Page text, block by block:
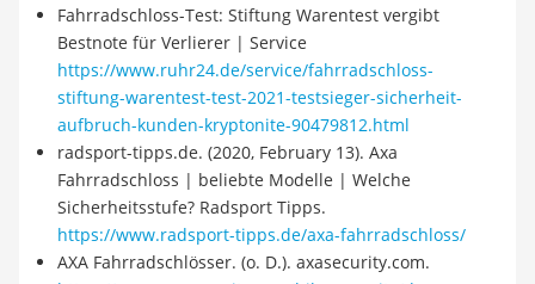
Fahrradschloss-Test: Stiftung Warentest vergibt
Bestnote für Verlierer | Service
https://www.ruhr24.de/service/fahrradschloss-
stiftung-warentest-test-2021-testsieger-sicherheit-
aufbruch-kunden-kryptonite-90479812.html
radsport-tipps.de. (2020, February 13). Axa
Fahrradschloss | beliebte Modelle | Welche
Sicherheitsstufe? Radsport Tipps.
https://www.radsport-tipps.de/axa-fahrradschloss/
AXA Fahrradschlösser. (o. D.). axasecurity.com.